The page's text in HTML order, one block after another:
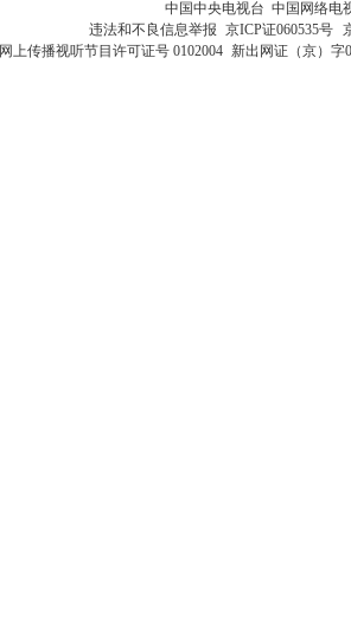
中国中央电视台 中国网络电
违法和不良信息举报 京ICP证060535号
网上传播视听节目许可证号 0102004 新出网证（京）